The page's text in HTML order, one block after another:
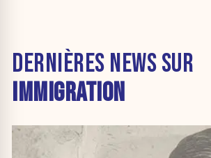
DERNIÈRES NEWS SUR
IMMIGRATION